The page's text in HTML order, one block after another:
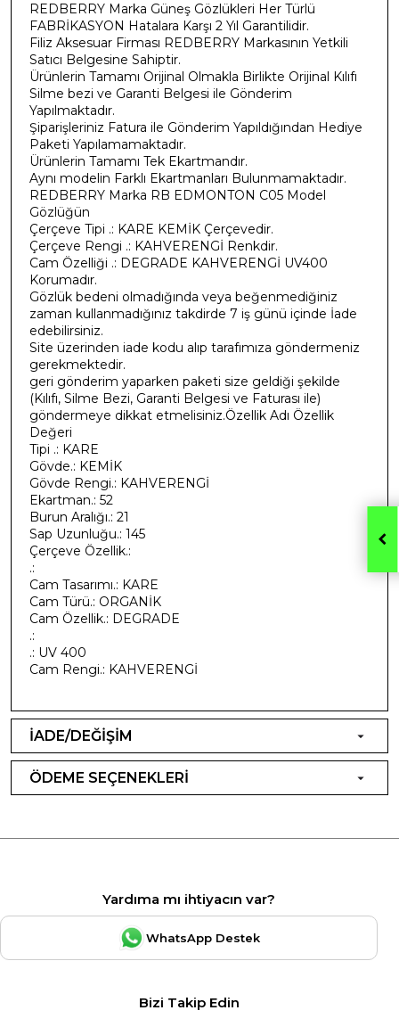
REDBERRY Marka Güneş Gözlükleri Her Türlü
FABRİKASYON Hatalara Karşı 2 Yıl Garantilidir.
Filiz Aksesuar Firması REDBERRY Markasının Yetkili
Satıcı Belgesine Sahiptir.
Ürünlerin Tamamı Orijinal Olmakla Birlikte Orijinal Kılıfı
Silme bezi ve Garanti Belgesi ile Gönderim
Yapılmaktadır.
Şiparişleriniz Fatura ile Gönderim Yapıldığından Hediye
Paketi Yapılamamaktadır.
Ürünlerin Tamamı Tek Ekartmandır.
Aynı modelin Farklı Ekartmanları Bulunmamaktadır.
REDBERRY Marka RB EDMONTON C05 Model
Gözlüğün
Çerçeve Tipi .: KARE KEMİK Çerçevedir.
Çerçeve Rengi .: KAHVERENGİ Renkdir.
Cam Özelliği .: DEGRADE KAHVERENGİ UV400
Korumadır.
Gözlük bedeni olmadığında veya beğenmediğiniz
zaman kullanmadığınız takdirde 7 iş günü içinde İade
edebilirsiniz.
Site üzerinden iade kodu alıp tarafımıza göndermeniz
gerekmektedir.
geri gönderim yaparken paketi size geldiği şekilde
(Kılıfı, Silme Bezi, Garanti Belgesi ve Faturası ile)
göndermeye dikkat etmelisiniz.Özellik Adı Özellik
Değeri
Tipi .: KARE
Gövde.: KEMİK
Gövde Rengi.: KAHVERENGİ
Ekartman.: 52
Burun Aralığı.: 21
Sap Uzunluğu.: 145
Çerçeve Özellik.:
.:
Cam Tasarımı.: KARE
Cam Türü.: ORGANİK
Cam Özellik.: DEGRADE
.:
.: UV 400
Cam Rengi.: KAHVERENGİ
İADE/DEĞİŞİM
ÖDEME SEÇENEKLERİ
Yardıma mı ihtiyacın var?
WhatsApp Destek
Bizi Takip Edin